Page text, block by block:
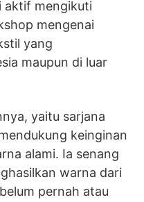
aktif mengikuti
mengenai
yang
maupun di luar
yaitu sarjana
keinginan
alami. Ia senang
warna dari
pernah atau